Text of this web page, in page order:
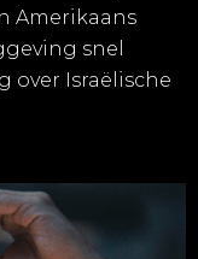
Amerikaans
snel
over Israëlische